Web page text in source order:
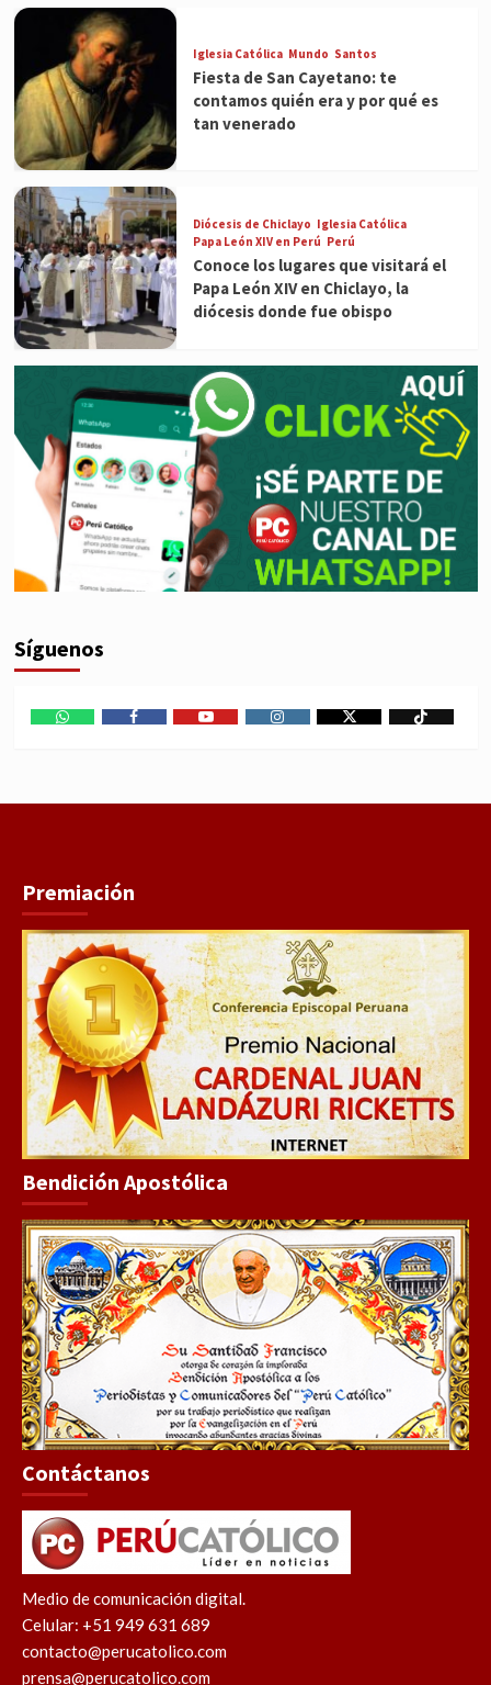
Iglesia Católica Mundo Santos
Fiesta de San Cayetano: te
contamos quién era y por qué es
tan venerado
Diócesis de Chiclayo Iglesia Católica
Papa León XIV en Perú Perú
Conoce los lugares que visitará el
Papa León XIV en Chiclayo, la
diócesis donde fue obispo
Síguenos
Premiación
Bendición Apostólica
Contáctanos
Medio de comunicación digital.
Celular: +51 949 631 689
contacto@perucatolico.com
prensa@perucatolico.com